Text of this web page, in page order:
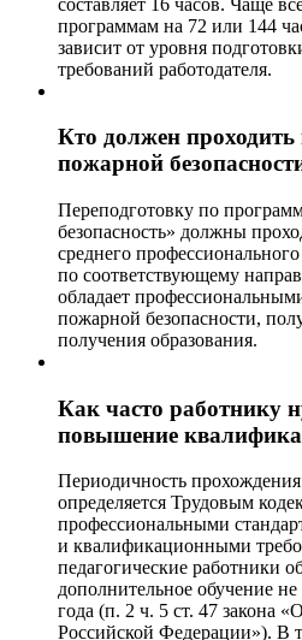
программам на 72 или 144
зависит от уровня
требований работодателя.
Кто должен проходить
пожарной
Переподготовку по
безопасность» должны
среднего
по соответствующему
обладает
пожарной безопасности,
получения образования.
Как часто работнику
повышение
Периодичность
определяется Трудовым
профессиональными
и квалификационными
педагогические работники
дополнительное обучение
года (п. 2 ч. 5 ст. 47 закона
Российской Федерации»). В